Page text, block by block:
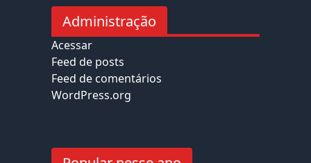
Administração
Acessar
Feed de posts
Feed de comentários
WordPress.org